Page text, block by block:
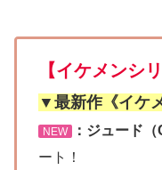
【イケメンシ
▼最新作《イケ
NEW ：ジュード
ート！